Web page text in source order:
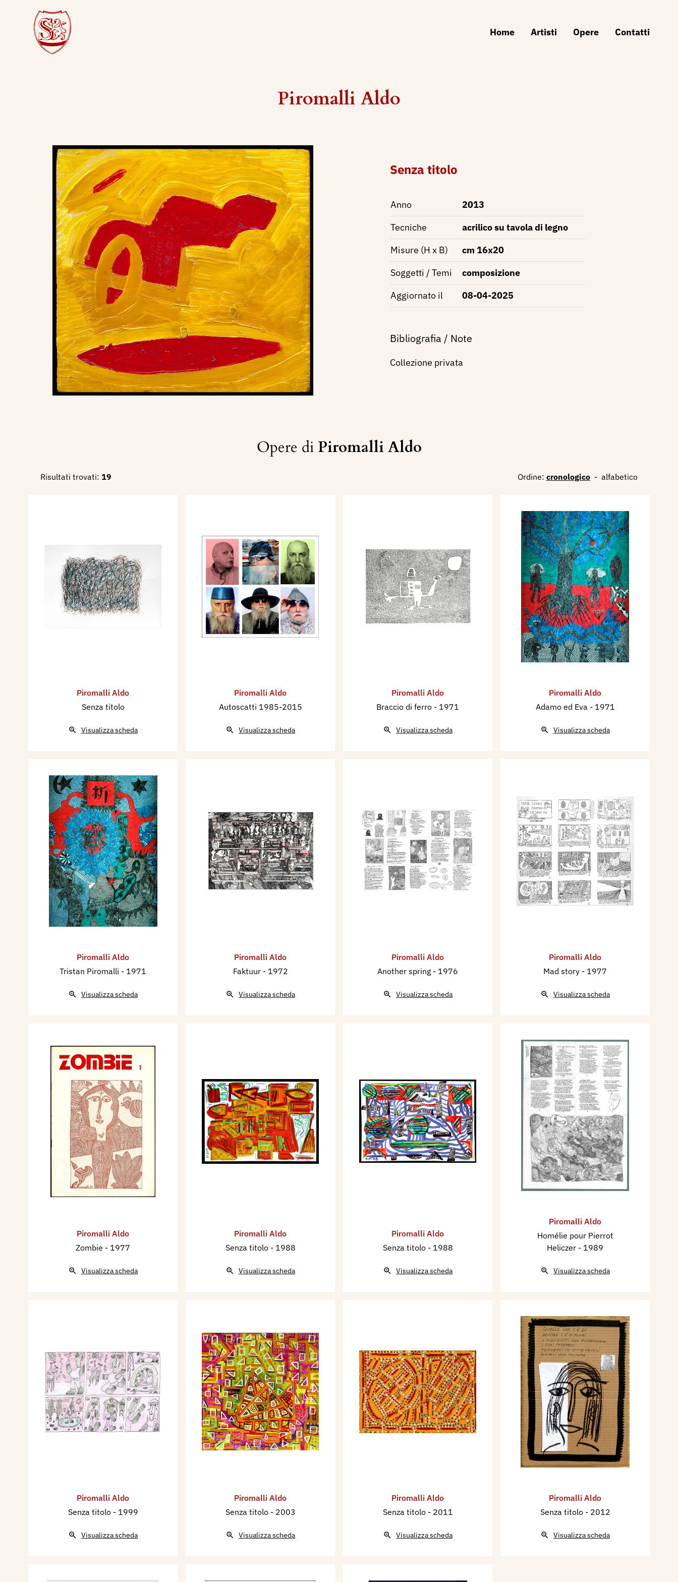
Home Artisti Opere Contatti
Piromalli Aldo
Senza titolo
Anno
2013
Tecniche
acrilico su tavola di legno
Misure (H x B)
cm 16x20
Soggetti / Temi
composizione
Aggiornato il
08-04-2025
Bibliografia / Note
Collezione privata
Opere diPiromalli Aldo
Risultati trovati: 19 Ordine: cronologico - alfabetico
Piromalli Aldo
Senza titolo
Visualizza scheda
Piromalli Aldo
Autoscatti 1985-2015
Visualizza scheda
Piromalli Aldo
Braccio di ferro - 1971
Visualizza scheda
Piromalli Aldo
Adamo ed Eva - 1971
Visualizza scheda
Piromalli Aldo
Tristan Piromalli - 1971
Visualizza scheda
Piromalli Aldo
Faktuur - 1972
Visualizza scheda
Piromalli Aldo
Another spring - 1976
Visualizza scheda
Piromalli Aldo
Mad story - 1977
Visualizza scheda
Piromalli Aldo
Zombie - 1977
Visualizza scheda
Piromalli Aldo
Senza titolo - 1988
Visualizza scheda
Piromalli Aldo
Senza titolo - 1988
Visualizza scheda
Piromalli Aldo
Homélie pour Pierrot
Heliczer - 1989
Visualizza scheda
Piromalli Aldo
Senza titolo - 1999
Visualizza scheda
Piromalli Aldo
Senza titolo - 2003
Visualizza scheda
Piromalli Aldo
Senza titolo - 2011
Visualizza scheda
Piromalli Aldo
Senza titolo - 2012
Visualizza scheda